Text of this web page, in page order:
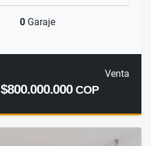
0 Garaje
Venta
$800.000.000COP